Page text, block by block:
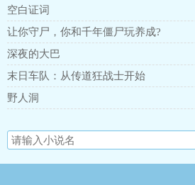
空白证词
让你守尸，你和千年僵尸玩养成?
深夜的大巴
末日车队：从传道狂战士开始
野人洞